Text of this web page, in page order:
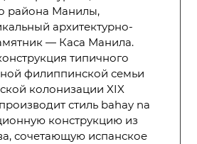
района Манилы,
архитектурно-
— Каса Манила.
типичного
филиппинской семьи
колонизации XIX
стиль bahay na
конструкцию из
сочетающую испанское